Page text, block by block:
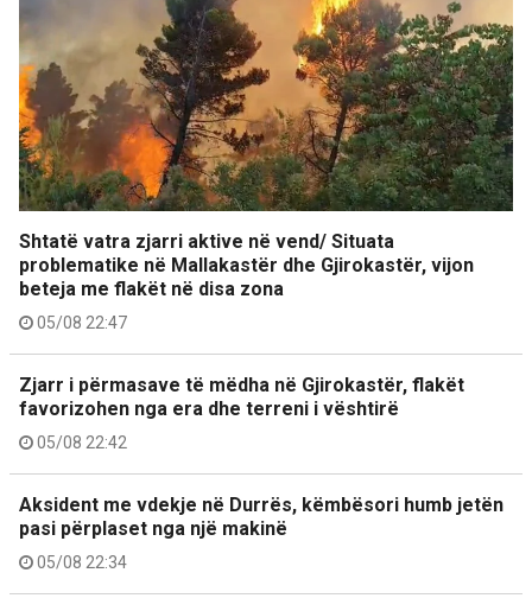
Shtatë vatra zjarri aktive në vend/ Situata
problematike në Mallakastër dhe Gjirokastër, vijon
beteja me flakët në disa zona
05/08 22:47
Zjarr i përmasave të mëdha në Gjirokastër, flakët
favorizohen nga era dhe terreni i vështirë
05/08 22:42
Aksident me vdekje në Durrës, këmbësori humb jetën
pasi përplaset nga një makinë
05/08 22:34